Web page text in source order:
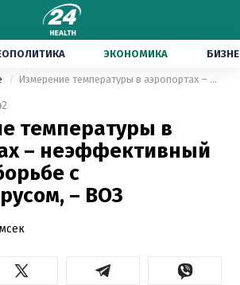
ЭКОНОМИКА
Измерение температуры в аэропортах – неэффективный способ в борьбе с коронавирусом, – ВОЗ
2
температуры в
– неэффективный
с
– ВОЗ